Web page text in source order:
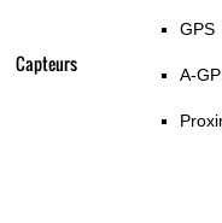
Capteurs
GPS
A-